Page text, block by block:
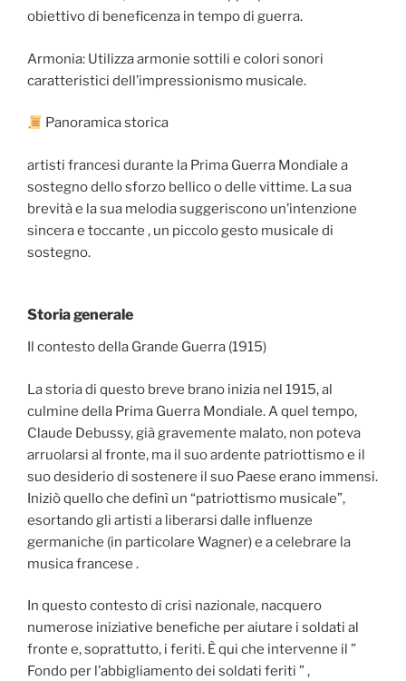
obiettivo di beneficenza in tempo di guerra.
Armonia: Utilizza armonie sottili e colori sonori
caratteristici dell’impressionismo musicale.
Panoramica storica
artisti francesi durante la Prima Guerra Mondiale a
sostegno dello sforzo bellico o delle vittime. La sua
brevità e la sua melodia suggeriscono un’intenzione
sincera e toccante , un piccolo gesto musicale di
sostegno.
Storia generale
Il contesto della Grande Guerra (1915)
La storia di questo breve brano inizia nel 1915, al
culmine della Prima Guerra Mondiale. A quel tempo,
Claude Debussy, già gravemente malato, non poteva
arruolarsi al fronte, ma il suo ardente patriottismo e il
suo desiderio di sostenere il suo Paese erano immensi.
Iniziò quello che definì un “patriottismo musicale”,
esortando gli artisti a liberarsi dalle influenze
germaniche (in particolare Wagner) e a celebrare la
musica francese .
In questo contesto di crisi nazionale, nacquero
numerose iniziative benefiche per aiutare i soldati al
fronte e, soprattutto, i feriti. È qui che intervenne il ”
Fondo per l’abbigliamento dei soldati feriti ” ,